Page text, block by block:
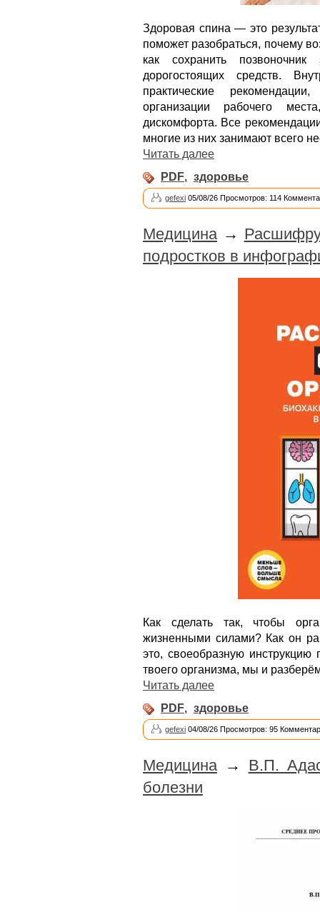
Здоровая спина — это
поможет разобраться, почему
как сохранить
дорогостоящих средств.
практические
организации рабочего
дискомфорта. Все
многие из них занимают всего
Читать далее
PDF, здоровье
gefexi 05/08/26 Просмотров: 114
Медицина→
подростков в
Как сделать так, чтобы
жизненными силами? Как он
это, своеобразную
твоего организма, мы и
Читать далее
PDF, здоровье
gefexi 04/08/26 Просмотров: 95
Медицина→ В.П.
болезни